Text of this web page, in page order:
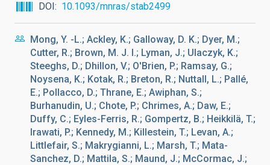
DOI
10.1093/mnras/stab2499
Mong, Y. -L.; Ackley, K.; Galloway, D. K.; Dyer, M.;
Cutter, R.; Brown, M. J. I.; Lyman, J.; Ulaczyk, K.;
Steeghs, D.; Dhillon, V.; O'Brien, P.; Ramsay, G.;
Noysena, K.; Kotak, R.; Breton, R.; Nuttall, L.; Pallé,
E.; Pollacco, D.; Thrane, E.; Awiphan, S.;
Burhanudin, U.; Chote, P.; Chrimes, A.; Daw, E.;
Duffy, C.; Eyles-Ferris, R.; Gompertz, B.; Heikkilä, T.;
Irawati, P.; Kennedy, M.; Killestein, T.; Levan, A.;
Littlefair, S.; Makrygianni, L.; Marsh, T.; Mata-
Sanchez, D.; Mattila, S.; Maund, J.; McCormac, J.;